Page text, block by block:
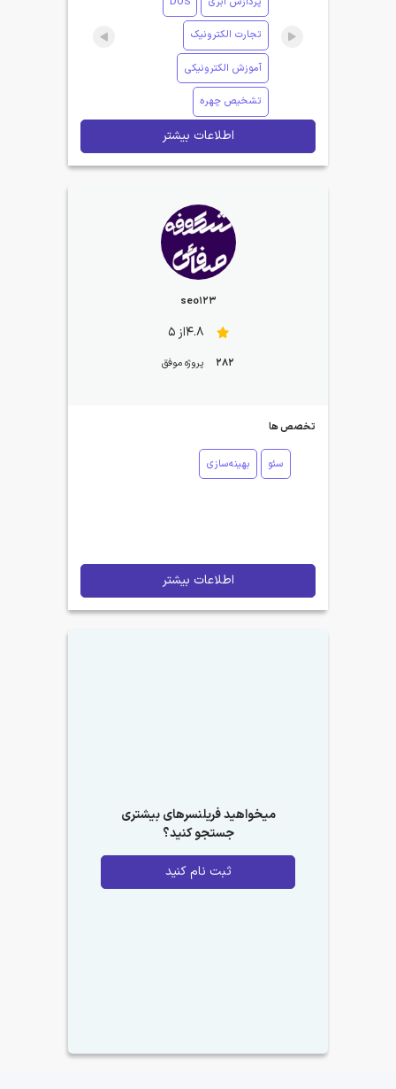
تجارت الکترونیک
آموزش الکترونیکی
تشخیص چهره
اطلاعات بیشتر
seo123
4.8از 5
282 پروژه موفق
تخصص ها
سئو بهینه‌سازی
اطلاعات بیشتر
میخواهید فریلنسرهای بیشتری
جستجو کنید؟
ثبت نام کنید